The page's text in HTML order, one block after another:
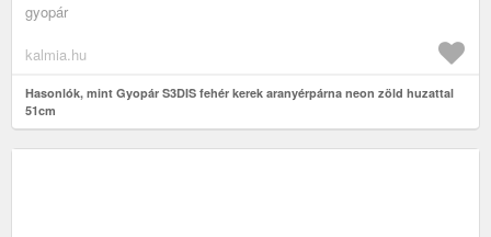
gyopár
kalmia.hu
Hasonlók, mint Gyopár S3DIS fehér kerek aranyérpárna neon zöld huzattal
51cm